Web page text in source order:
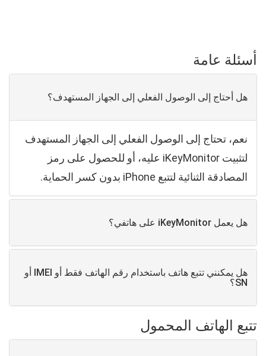
أسئلة عامة
هل أحتاج إلى الوصول الفعلي إلى الجهاز المستهدف؟
نعم، تحتاج إلى الوصول الفعلي إلى الجهاز المستهدف
لتثبيت iKeyMonitor عليه، أو للحصول على رمز
المصادقة الثنائية لتتبع iPhone بدون كسر الحماية.
هل يعمل iKeyMonitor على هاتفي؟
هل يمكنني تتبع هاتف باستخدام رقم الهاتف فقط أو IMEI أو
SN؟
تتبع الهاتف المحمول